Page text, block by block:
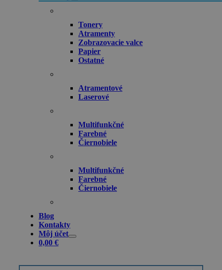
Tonery
Atramenty
Zobrazovacie valce
Papier
Ostatné
Atramentové
Laserové
Multifunkčné
Farebné
Čiernobiele
Multifunkčné
Farebné
Čiernobiele
Blog
Kontakty
Môj účet
0,00 €